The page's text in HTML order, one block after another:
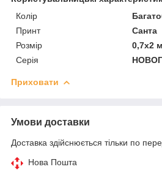
Колір
Принт
Санта
Розмір
0,7х2 м
Серія
Приховати
Умови доставки
Доставка здійснюється тільки по
Нова Пошта